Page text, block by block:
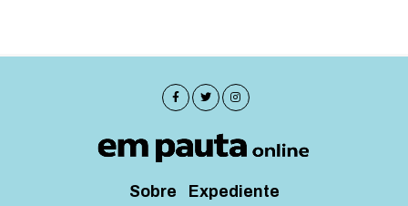
Sobre Expediente